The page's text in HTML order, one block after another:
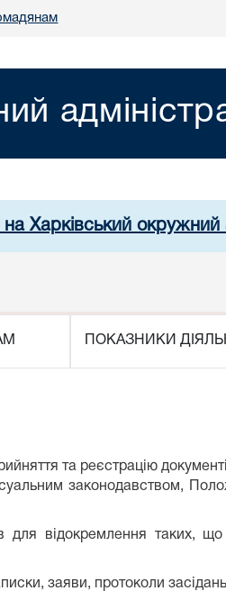
Харківський окружний
ПОКАЗНИКИ
та реєстрацію
законодавством,
для відокремлення таких,
заяви, протоколи